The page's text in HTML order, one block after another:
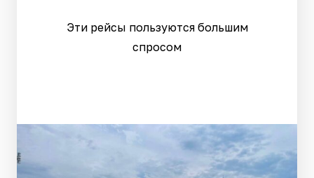
Эти рейсы пользуются большим
спросом